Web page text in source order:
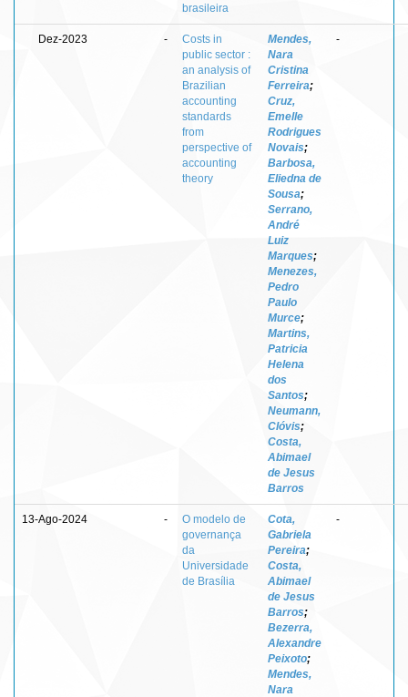
brasileira
Dez-2023 -
Costs in
public sector :
an analysis of
Brazilian
accounting
standards
from
perspective of
accounting
theory
Mendes,
Nara
Cristina
Ferreira;
Cruz,
Emelle
Rodrigues
Novais;
Barbosa,
Eliedna de
Sousa;
Serrano,
André
Luiz
Marques;
Menezes,
Pedro
Paulo
Murce;
Martins,
Patricia
Helena
dos
Santos;
Neumann,
Clóvis;
Costa,
Abimael
de Jesus
Barros
-
13-Ago-2024 -
O modelo de
governança
da
Universidade
de Brasília
Cota,
Gabriela
Pereira;
Costa,
Abimael
de Jesus
Barros;
Bezerra,
Alexandre
Peixoto;
Mendes,
Nara
-